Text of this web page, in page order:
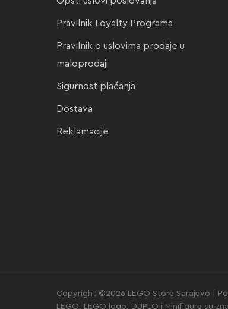
Pravilnik Loyalty Programa
Pravilnik o uslovima prodaje u
maloprodaji
Sigurnost plaćanja
Dostava
Reklamacije
Copyright ©2026 LEGO Store Sarajevo |
LEGO, LEGO logo, DUPLO i Minifigure su